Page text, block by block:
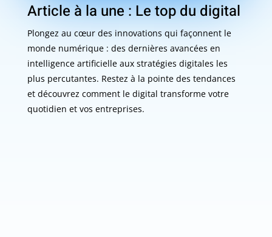
Article à la une : Le top du digital
Plongez au cœur des innovations qui façonnent le
monde numérique : des dernières avancées en
intelligence artificielle aux stratégies digitales les
plus percutantes. Restez à la pointe des tendances
et découvrez comment le digital transforme votre
quotidien et vos entreprises.